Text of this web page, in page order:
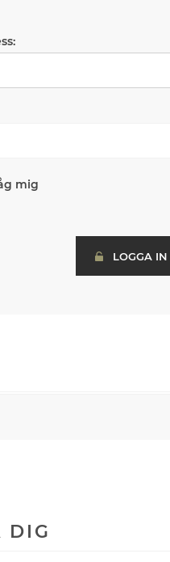
mig
LOGGA IN
DIG